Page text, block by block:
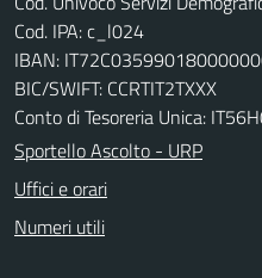
Cod. IPA: c_l024
IBAN:
BIC/SWIFT: CCRTIT2TXXX
Conto di Tesoreria Unica:
Sportello Ascolto - URP
Uffici e orari
Numeri utili